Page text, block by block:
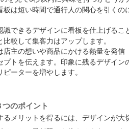
板は短い時間で通行人の関心を引くの
識できるデザインに看板を仕上げるこ
較して集客力はアップします。
店主の想いや商品にかける熱量を発信
プトを伝えます。印象に残るデザイン
ーターを増やします。
のポイント
るメリットを得るには、デザインが大